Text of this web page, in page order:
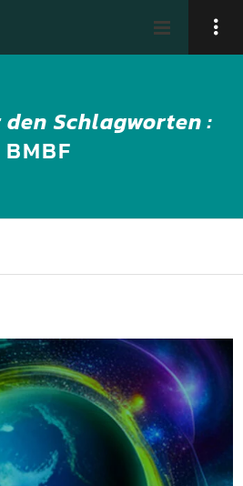
Schlagworten :
BMBF